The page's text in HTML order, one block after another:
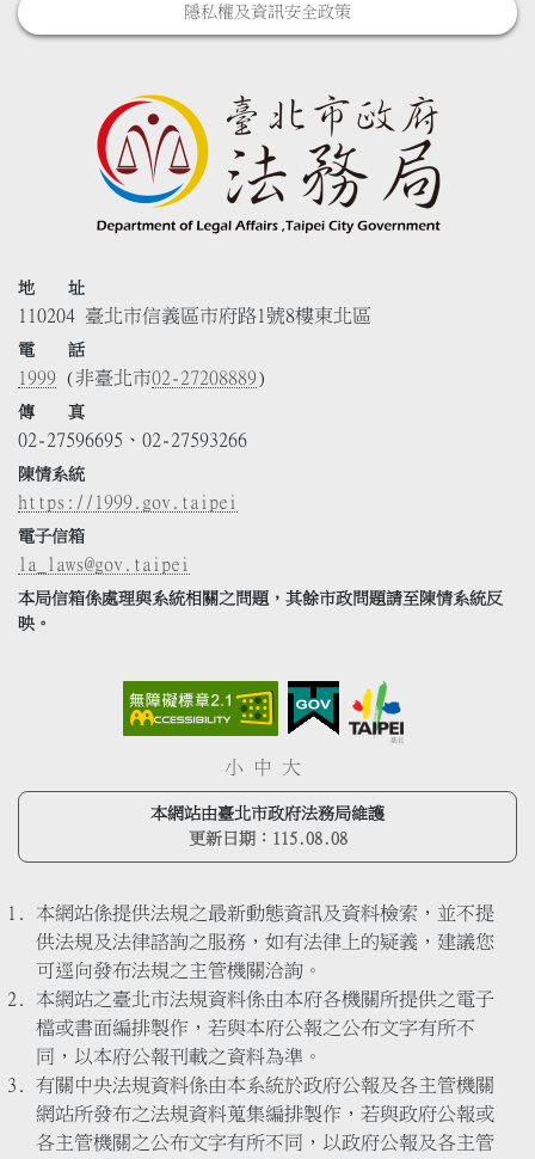
隱私權及資訊安全政策
地 址
110204 臺北市信義區市府路1號8樓東北區
電 話
1999 (非臺北市02-27208889)
傳 真
02-27596695、02-27593266
陳情系統
https://1999.gov.taipei
電子信箱
la_laws@gov.taipei
本局信箱係處理與系統相關之問題，其餘市政問題請至陳情系統反
映。
小 中 大
本網站由臺北市政府法務局維護
更新日期： 115.08.08
本網站係提供法規之最新動態資訊及資料檢索，並不提
供法規及法律諮詢之服務，如有法律上的疑義，建議您
可逕向發布法規之主管機關洽詢。
本網站之臺北市法規資料係由本府各機關所提供之電子
檔或書面編排製作，若與本府公報之公布文字有所不
同，以本府公報刊載之資料為準。
有關中央法規資料係由本系統於政府公報及各主管機關
網站所發布之法規資料蒐集編排製作，若與政府公報或
各主管機關之公布文字有所不同，以政府公報及各主管